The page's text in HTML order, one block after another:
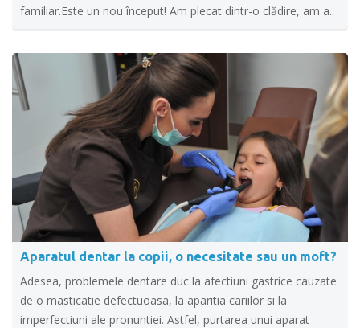
familiar.Este un nou început! Am plecat dintr-o clădire, am a..
Aparatul dentar la copii, o necesitate sau un moft?
Adesea, problemele dentare duc la afectiuni gastrice cauzate
de o masticatie defectuoasa, la aparitia cariilor si la
imperfectiuni ale pronuntiei. Astfel, purtarea unui aparat